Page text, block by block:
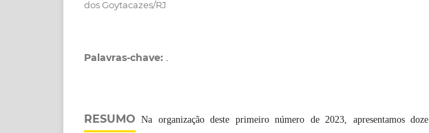
dos Goytacazes/RJ
Palavras-chave: .
RESUMO Na organização deste primeiro número de 2023, apresentamos doze